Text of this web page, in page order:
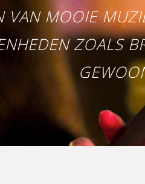
VAN MOOIE
ZOALS